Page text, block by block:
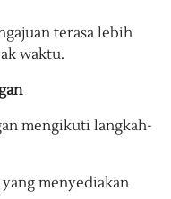
terasa lebih
waktu.
mengikuti langkah-
menyediakan